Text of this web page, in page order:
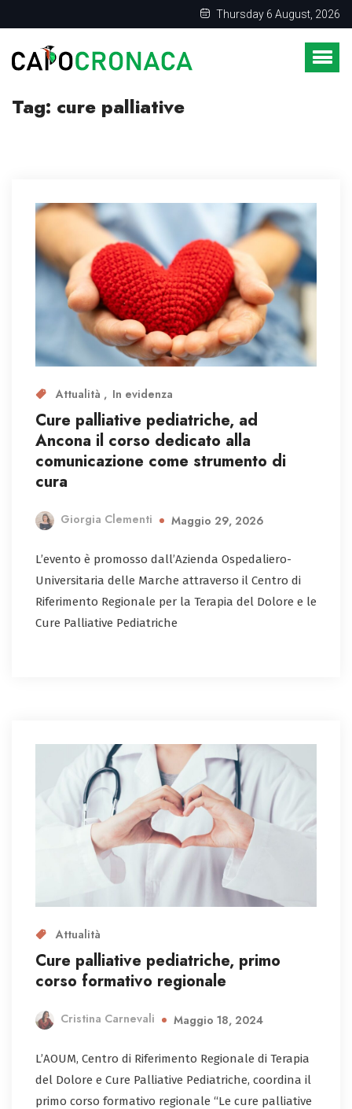
Thursday 6 August, 2026
Tag: cure palliative
Attualità In evidenza
Cure palliative pediatriche, ad
Ancona il corso dedicato alla
comunicazione come strumento di
cura
Giorgia Clementi Maggio 29, 2026
L’evento è promosso dall’Azienda Ospedaliero-
Universitaria delle Marche attraverso il Centro di
Riferimento Regionale per la Terapia del Dolore e le
Cure Palliative Pediatriche
Attualità
Cure palliative pediatriche, primo
corso formativo regionale
Cristina Carnevali Maggio 18, 2024
L’AOUM, Centro di Riferimento Regionale di Terapia
del Dolore e Cure Palliative Pediatriche, coordina il
primo corso formativo regionale “Le cure palliative